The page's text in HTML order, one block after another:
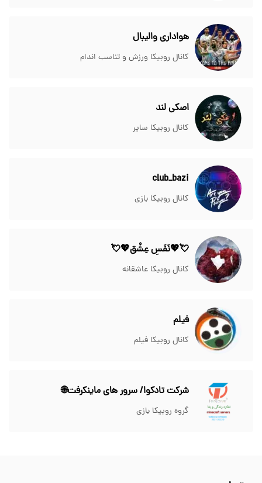
هواداری والیبال
کانال روبیکا ورزش و تناسب اندام
اصکی لند
کانال روبیکا سایر
club_bazi
کانال روبیکا بازی
💘💖نَفَسِ عِشْق💖💘
کانال روبیکا عاشقانه
فیلم
کانال روبیکا فیلم
شرکت تادکوا/ سرور های ماینکرفت🌐
گروه روبیکا بازی